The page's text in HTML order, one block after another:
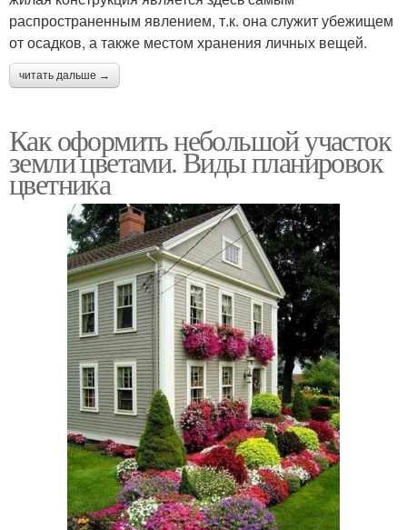
распространенным явлением, т.к. она служит убежищем
от осадков, а также местом хранения личных вещей.
читать дальше →
Как оформить небольшой участок
земли цветами. Виды планировок
цветника